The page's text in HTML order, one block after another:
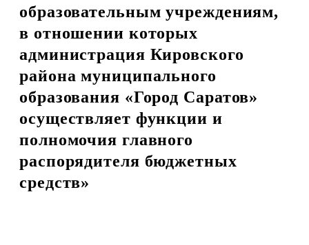
образовательным учреждениям,
в отношении которых
администрация Кировского
района муниципального
образования «Город Саратов»
осуществляет функции и
полномочия главного
распорядителя бюджетных
средств»